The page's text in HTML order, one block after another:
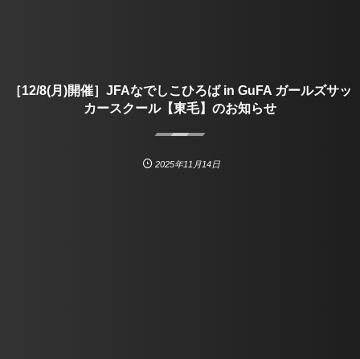
［12/8(月)開催］JFAなでしこひろば in GuFA ガールズサッ
カースクール【東毛】のお知らせ
2025年11月14日